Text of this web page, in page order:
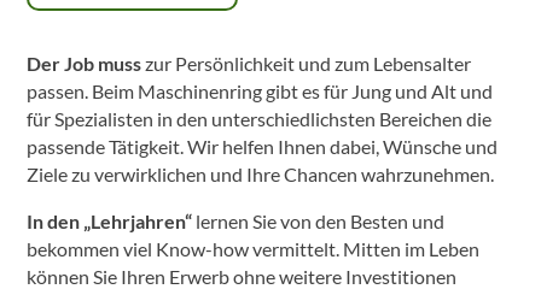
Der Job musszur Persönlichkeit und zum Lebensalter
passen. Beim Maschinenring gibt es für Jung und Alt und
für Spezialisten in den unterschiedlichsten Bereichen die
passende Tätigkeit. Wir helfen Ihnen dabei, Wünsche und
Ziele zu verwirklichen und Ihre Chancen wahrzunehmen.
In den „Lehrjahren“ lernen Sie von den Besten und
bekommen viel Know-how vermittelt. Mitten im Leben
können Sie Ihren Erwerb ohne weitere Investitionen